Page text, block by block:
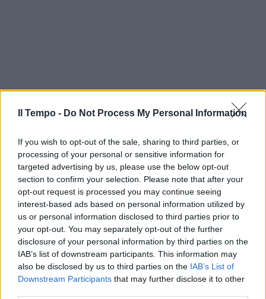
Il Tempo - Do Not Process My Personal Information
If you wish to opt-out of the sale, sharing to third parties, or
processing of your personal or sensitive information for
targeted advertising by us, please use the below opt-out
section to confirm your selection. Please note that after your
opt-out request is processed you may continue seeing
interest-based ads based on personal information utilized by
us or personal information disclosed to third parties prior to
your opt-out. You may separately opt-out of the further
disclosure of your personal information by third parties on the
IAB’s list of downstream participants. This information may
also be disclosed by us to third parties on the IAB’s List of
Downstream Participants that may further disclose it to other